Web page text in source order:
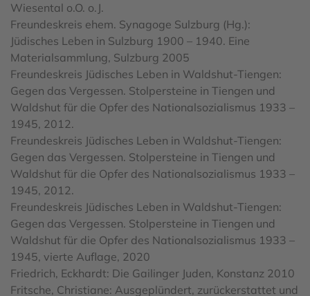
Wiesental o.O. o.J.
Freundeskreis ehem. Synagoge Sulzburg (Hg.):
Jüdisches Leben in Sulzburg 1900 – 1940. Eine
Materialsammlung, Sulzburg 2005
Freundeskreis Jüdisches Leben in Waldshut-Tiengen:
Gegen das Vergessen. Stolpersteine in Tiengen und
Waldshut für die Opfer des Nationalsozialismus 1933 –
1945, 2012.
Freundeskreis Jüdisches Leben in Waldshut-Tiengen:
Gegen das Vergessen. Stolpersteine in Tiengen und
Waldshut für die Opfer des Nationalsozialismus 1933 –
1945, 2012.
Freundeskreis Jüdisches Leben in Waldshut-Tiengen:
Gegen das Vergessen. Stolpersteine in Tiengen und
Waldshut für die Opfer des Nationalsozialismus 1933 –
1945, vierte Auflage, 2020
Friedrich, Eckhardt: Die Gailinger Juden, Konstanz 2010
Fritsche, Christiane: Ausgeplündert, zurückerstattet und